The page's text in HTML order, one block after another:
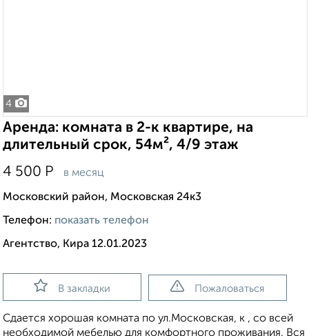
4
Аренда: комната в 2-к квартире, на
длительный срок, 54м², 4/9 этаж
4 500 Р в месяц
Московский район, Московская 24к3
Телефон: показать телефон
Агентство, Кира 12.01.2023
В закладки Пожаловаться
Сдается хорошая комната по ул.Московская, к , со всей
необходимой мебелью для комфортного проживания. Вся